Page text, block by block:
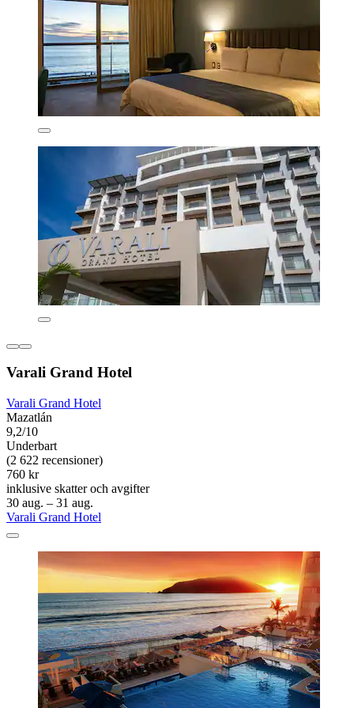
Varali Grand Hotel
Varali Grand Hotel
Mazatlán
9,2/10
Underbart
(2 622 recensioner)
760 kr
inklusive skatter och avgifter
30 aug. – 31 aug.
Varali Grand Hotel